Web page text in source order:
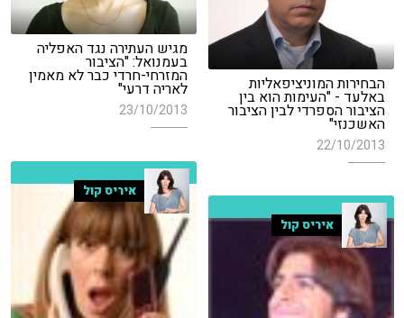
מגיש העתירה נגד האפליה
בעמנואל: "הציבור
המזרחי-חרדי כבר לא מאמין
לאריה דרעי"
23/10/2013
הבחירות המוניציפאליות
באלעד - "העימות הוא בין
הציבור הספרדי לבין הציבור
האשכנזי"
22/10/2013
איריס קול
איריס קול